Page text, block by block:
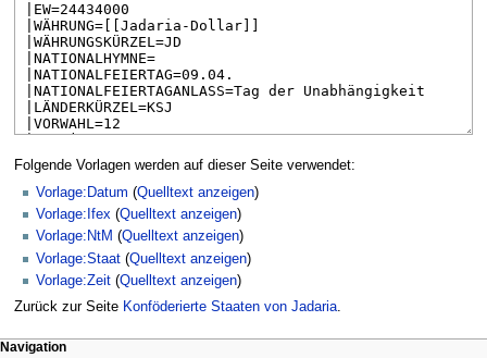
Folgende Vorlagen werden auf dieser Seite verwendet:
Vorlage:Datum (Quelltext anzeigen)
Vorlage:Ifex (Quelltext anzeigen)
Vorlage:NtM (Quelltext anzeigen)
Vorlage:Staat (Quelltext anzeigen)
Vorlage:Zeit (Quelltext anzeigen)
Zurück zur Seite Konföderierte Staaten von Jadaria.
Navigationsmenü
Seitenaktionen
Meine Werkzeuge
Navigation